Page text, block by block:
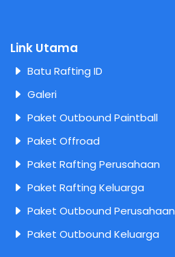
Link Utama
Batu Rafting ID
Galeri
Paket Outbound Paintball
Paket Offroad
Paket Rafting Perusahaan
Paket Rafting Keluarga
Paket Outbound Perusahaan
Paket Outbound Keluarga